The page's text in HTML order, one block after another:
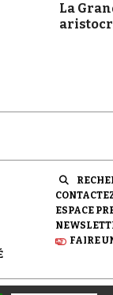
La
ESPACE
FAIRE